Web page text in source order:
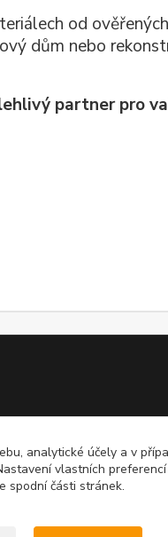
od
dům nebo
partner pro
analytické účely a v
vlastních
spodní části stránek.